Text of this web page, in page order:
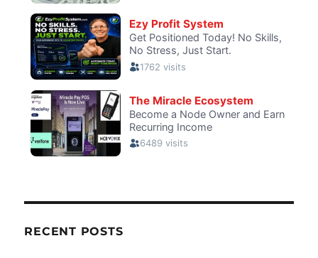
RECENT POSTS